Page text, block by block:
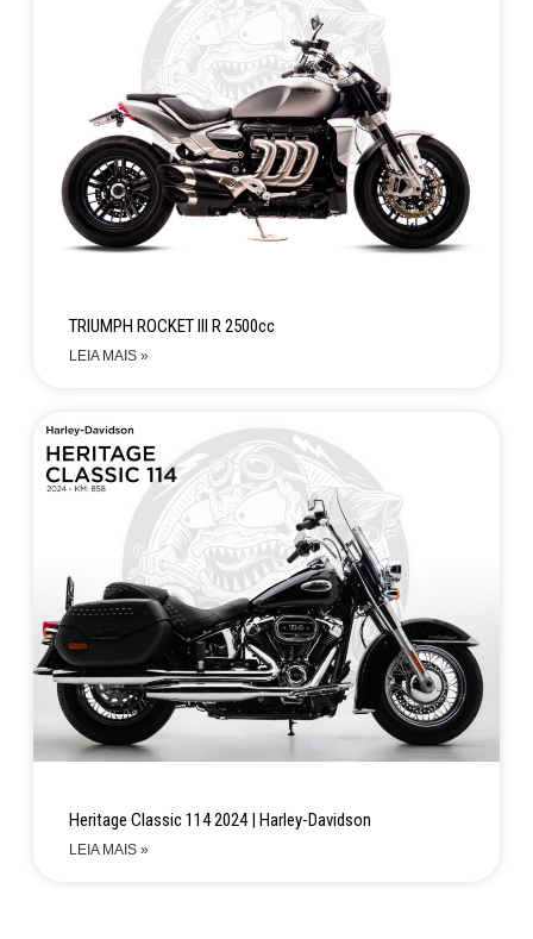
TRIUMPH ROCKET III R 2500cc
LEIA MAIS »
Heritage Classic 114 2024 | Harley-Davidson
LEIA MAIS »